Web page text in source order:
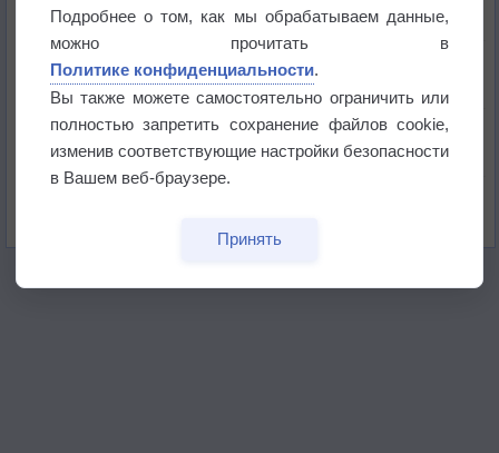
Дневная температура воздуха в ОАЭ превысила
+51°
Европейские столицы бьют рекорды жары
Впервые за 155 лет в Лондоне в течение месяца
Подробнее о том, как мы обрабатываем данные,
можно прочитать в
Политике конфиденциальности.
Вы также можете самостоятельно ограничить или
полностью запретить сохранение файлов cookie,
изменив соответствующие настройки безопасности
в Вашем веб-браузере.
Принять